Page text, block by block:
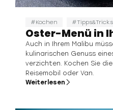
Kochen Tipps&Tricks
Oster-Menü in
Auch in Ihrem Malibu
kulinarischen Genuss
verzichten. Kochen Sie
Reisemobil oder Van.
Weiterlesen